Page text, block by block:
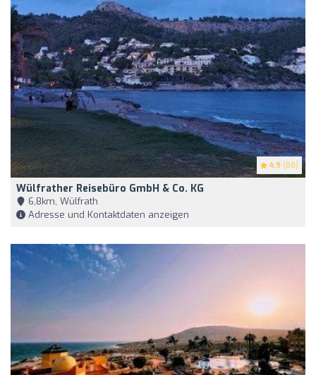
4.9 (88)
Wülfrather Reisebüro GmbH & Co. KG
6,8km, Wülfrath
Adresse und Kontaktdaten anzeigen